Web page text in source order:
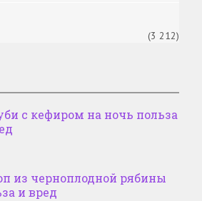
(3 212)
с кефиром на ночь польза
из черноплодной рябины
и вред